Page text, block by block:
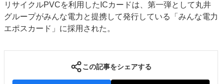
リサイクルPVCを利用したICカードは、第一弾として丸井
グループがみんな電力と提携して発行している「みんな電力
エポスカード」に採用された。
この記事をシェアする